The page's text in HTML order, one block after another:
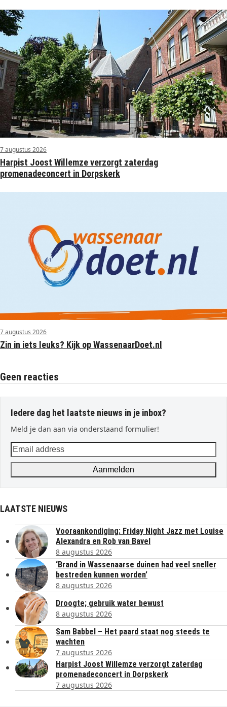
7 augustus 2026
Harpist Joost Willemze verzorgt zaterdag
promenadeconcert in Dorpskerk
7 augustus 2026
Zin in iets leuks? Kijk op WassenaarDoet.nl
Geen reacties
Iedere dag het laatste nieuws in je inbox?
Meld je dan aan via onderstaand formulier!
Email
address
Aanmelden
LAATSTE NIEUWS
Vooraankondiging: Friday Night Jazz met Louise
Alexandra en Rob van Bavel
8 augustus 2026
‘Brand in Wassenaarse duinen had veel sneller
bestreden kunnen worden’
8 augustus 2026
Droogte; gebruik water bewust
8 augustus 2026
Sam Babbel – Het paard staat nog steeds te
wachten
7 augustus 2026
Harpist Joost Willemze verzorgt zaterdag
promenadeconcert in Dorpskerk
7 augustus 2026